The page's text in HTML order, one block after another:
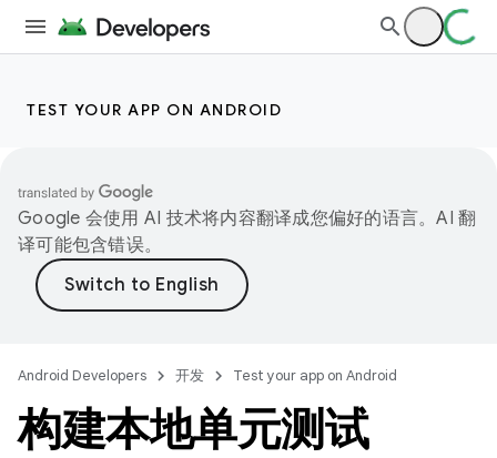
TEST YOUR APP ON ANDROID
Google 会使用 AI 技术将内容翻译成您偏好的语言。AI 翻
译可能包含错误。
Android Developers 开发 Test your app on Android
构建本地单元测试